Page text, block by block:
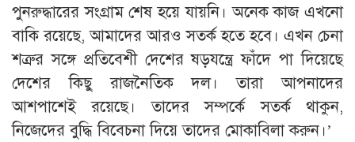
পুনরুদ্ধারের সংগ্রাম শেষ হয়ে যায়নি। অনেক কাজ এখনো
বাকি রয়েছে, আমাদের আরও সতর্ক হতে হবে। এখন চেনা
শত্রুর সঙ্গে প্রতিবেশী দেশের ষড়যন্ত্রে ফাঁদে পা দিয়েছে
দেশের কিছু রাজনৈতিক দল। তারা আপনাদের
আশপাশেই রয়েছে। তাদের সম্পর্কে সতর্ক থাকুন,
নিজেদের বুদ্ধি বিবেচনা দিয়ে তাদের মোকাবিলা করুন।’